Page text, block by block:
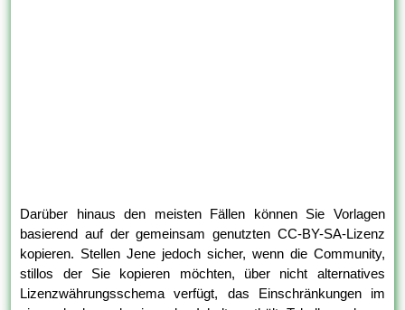
Darüber hinaus den meisten Fällen können Sie Vorlagen
basierend auf der gemeinsam genutzten CC-BY-SA-Lizenz
kopieren. Stellen Jene jedoch sicher, wenn die Community,
stillos der Sie kopieren möchten, über nicht alternatives
Lizenzwährungsschema verfügt, das Einschränkungen im